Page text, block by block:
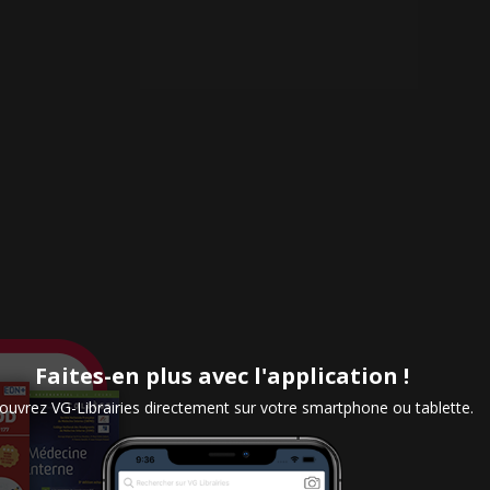
Faites-en plus avec l'application !
VG-Librairies directement sur votre smartphone ou tablette.